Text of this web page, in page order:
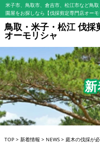
米子市、鳥取市、倉吉市、松江市など鳥
園屋をお探しなら【伐採剪定専門店オー
鳥取・米子・松江 伐採
オーモリシャ
TOP> 新着情報 > NEWS> 庭木の伐採が